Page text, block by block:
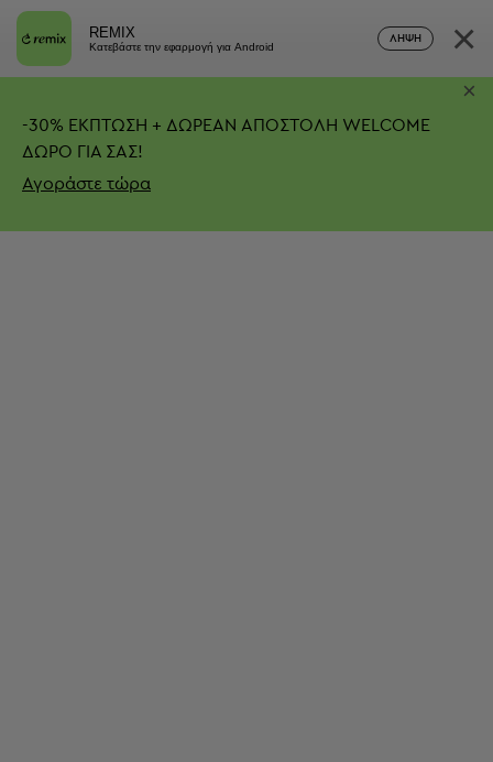
REMIX
Κατεβάστε την εφαρμογή για Android
ΛΉΨΗ ×
-30% ΕΚΠΤΩΣΗ + ΔΩΡΕΑΝ ΑΠΟΣΤΟΛΗ WELCOME
ΔΩΡΟ ΓΙΑ ΣΑΣ!
Αγοράστε τώρα
×